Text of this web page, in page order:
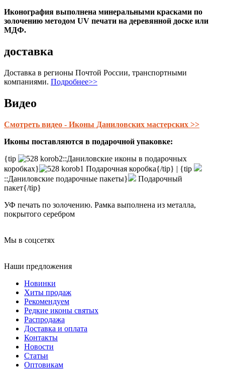
Иконография выполнена минеральными красками по
золочению методом UV печати на деревянной доске или
МДФ.
доставка
Доставка в регионы Почтой России, транспортными
компаниями. Подробнее>>
Видео
Смотреть видео - Иконы Даниловских мастерских >>
Иконы поставляются в подарочной упаковке:
{tip
::Даниловские иконы в подарочных
коробках}
Подарочная коробка{/tip} | {tip
::Даниловские подарочные пакеты}
Подарочный
пакет{/tip}
УФ печать по золочению. Рамка выполнена из металла,
покрытого серебром
Мы в соцсетях
Наши предложения
Новинки
Хиты продаж
Рекомендуем
Редкие иконы святых
Распродажа
Доставка и оплата
Контакты
Новости
Статьи
Оптовикам